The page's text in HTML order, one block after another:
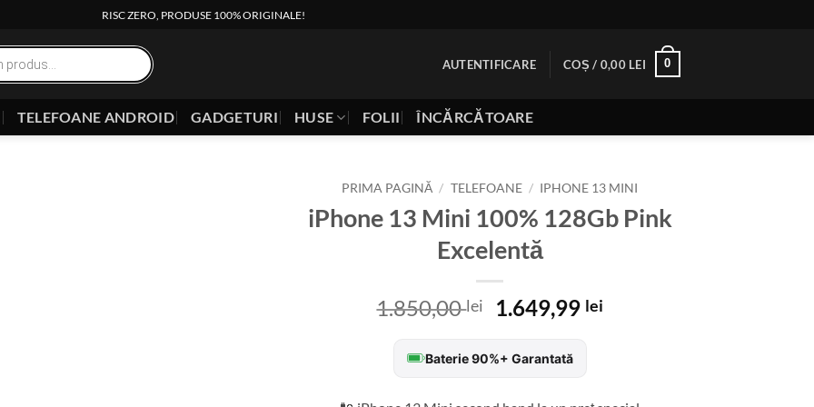
RISC ZERO, PRODUSE 100% ORIGINALE!
AUTENTIFICARE COȘ / 0,00 LEI 0
TELEFOANE ANDROID GADGETURI HUSE FOLII ÎNCĂRCĂTOARE
PRIMA PAGINĂ / TELEFOANE / IPHONE 13 MINI
iPhone 13 Mini 100% 128Gb Pink
Excelentă
1.850,00lei
Prețul
a
fost:
1.649,99 leiPrețul
Baterie 90%+ Garantată